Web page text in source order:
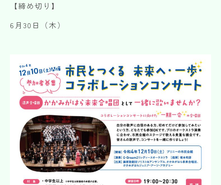
【締め切り】
6月30日（木）